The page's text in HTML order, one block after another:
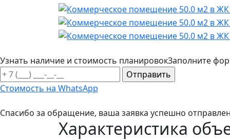
Узнать наличие и стоимость планировокЗаполните
Стоимость на WhatsApp
Спасибо за обращение, ваша заявка успешно
Характеристика